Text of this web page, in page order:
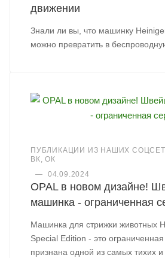
движении
Знали ли вы, что машинку
можно превратить в
ПУБЛИКАЦИИ ИЗ НАШИХ
ВК, ОК
—
04.09.2024
OPAL в новом дизайне!
машинка - ограниченная
Машинка для стрижки животных
Special Edition - это
признана одной из самых тихих и